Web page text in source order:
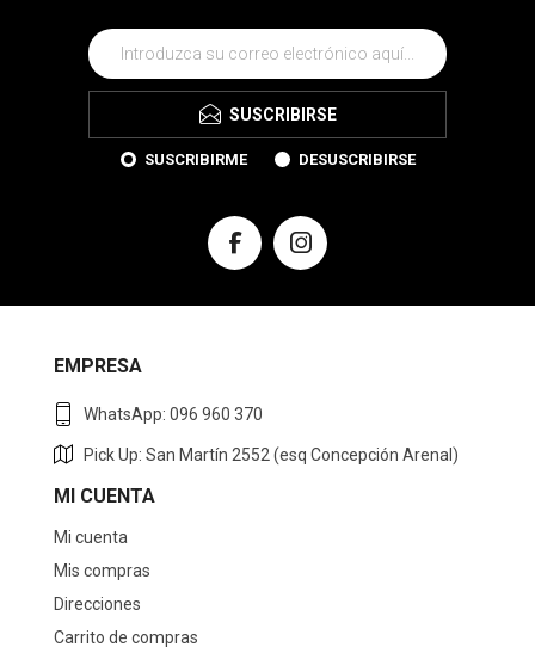
SUSCRIBIRSE
SUSCRIBIRME DESUSCRIBIRSE
EMPRESA
WhatsApp: 096 960 370
Pick Up: San Martín 2552 (esq Concepción Arenal)
MI CUENTA
Mi cuenta
Mis compras
Direcciones
Carrito de compras